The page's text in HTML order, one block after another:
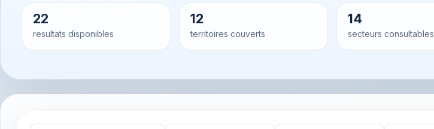
22
resultats disponibles
12
territoires couverts
14
secteurs consultables